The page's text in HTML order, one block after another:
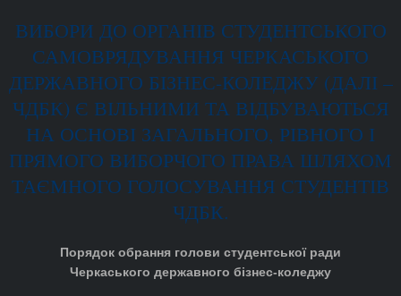
ВИБОРИ ДО ОРГАНІВ СТУДЕНТСЬКОГО
САМОВРЯДУВАННЯ ЧЕРКАСЬКОГО
ДЕРЖАВНОГО БІЗНЕС-КОЛЕДЖУ (ДАЛІ –
ЧДБК) Є ВІЛЬНИМИ ТА ВІДБУВАЮТЬСЯ
НА ОСНОВІ ЗАГАЛЬНОГО, РІВНОГО І
ПРЯМОГО ВИБОРЧОГО ПРАВА ШЛЯХОМ
ТАЄМНОГО ГОЛОСУВАННЯ СТУДЕНТІВ
ЧДБК.
Порядок обрання голови студентської ради
Черкаського державного бізнес-коледжу